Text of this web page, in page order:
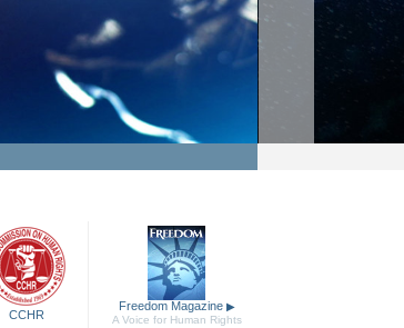
CCHR
Freedom Magazine ▶
A Voice for Human Rights